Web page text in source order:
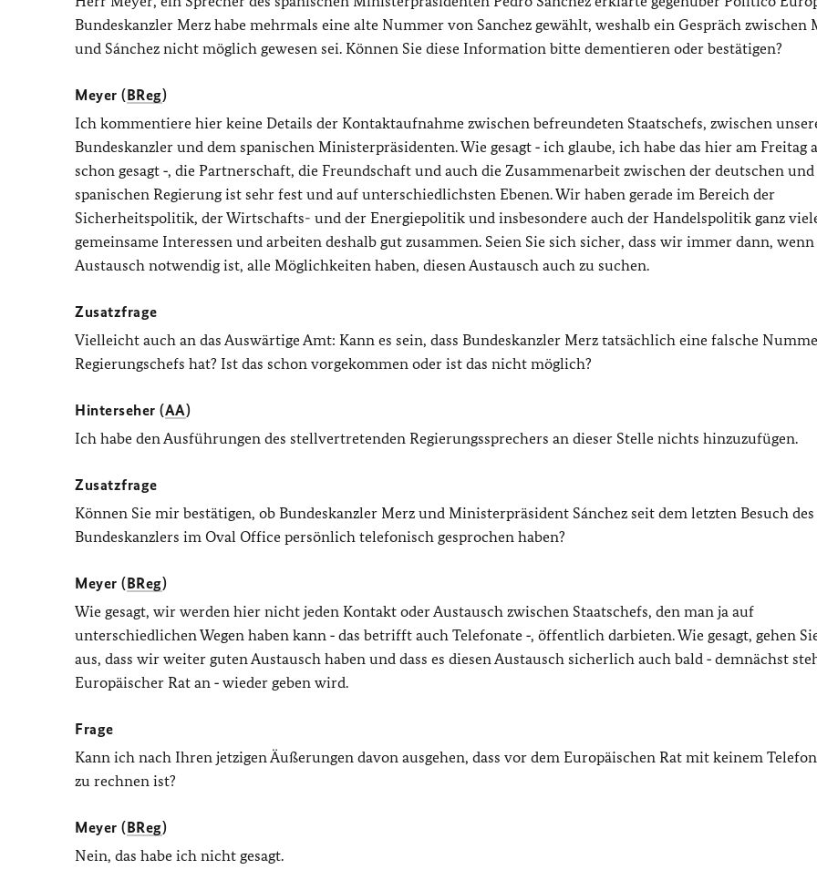
Bundeskanzler Merz habe mehrmals eine alte Nummer von Sanchez gewählt, weshalb ein Gespräch zwischen
und Sánchez nicht möglich gewesen sei. Können Sie diese Information bitte dementieren oder bestätigen?
Meyer (BReg)
Ich kommentiere hier keine Details der Kontaktaufnahme zwischen befreundeten Staatschefs, zwischen
Bundeskanzler und dem spanischen Ministerpräsidenten. Wie gesagt ‑ ich glaube, ich habe das hier am Freitag
schon gesagt ‑, die Partnerschaft, die Freundschaft und auch die Zusammenarbeit zwischen der deutschen und
spanischen Regierung ist sehr fest und auf unterschiedlichsten Ebenen. Wir haben gerade im Bereich der
Sicherheitspolitik, der Wirtschafts- und der Energiepolitik und insbesondere auch der Handelspolitik ganz
gemeinsame Interessen und arbeiten deshalb gut zusammen. Seien Sie sich sicher, dass wir immer dann, wenn
Austausch notwendig ist, alle Möglichkeiten haben, diesen Austausch auch zu suchen.
Zusatzfrage
Vielleicht auch an das Auswärtige Amt: Kann es sein, dass Bundeskanzler Merz tatsächlich eine falsche
Regierungschefs hat? Ist das schon vorgekommen oder ist das nicht möglich?
Hinterseher (AA)
Ich habe den Ausführungen des stellvertretenden Regierungssprechers an dieser Stelle nichts hinzuzufügen.
Zusatzfrage
Können Sie mir bestätigen, ob Bundeskanzler Merz und Ministerpräsident Sánchez seit dem letzten Besuch des
Bundeskanzlers im Oval Office persönlich telefonisch gesprochen haben?
Meyer (BReg)
Wie gesagt, wir werden hier nicht jeden Kontakt oder Austausch zwischen Staatschefs, den man ja auf
unterschiedlichen Wegen haben kann ‑ das betrifft auch Telefonate ‑, öffentlich darbieten. Wie gesagt, gehen
aus, dass wir weiter guten Austausch haben und dass es diesen Austausch sicherlich auch bald ‑ demnächst
Europäischer Rat an ‑ wieder geben wird.
Frage
Kann ich nach Ihren jetzigen Äußerungen davon ausgehen, dass vor dem Europäischen Rat mit keinem
zu rechnen ist?
Meyer (BReg)
Nein, das habe ich nicht gesagt.